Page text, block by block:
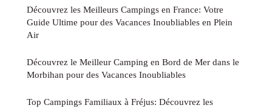
Découvrez les Meilleurs Campings en France: Votre
Guide Ultime pour des Vacances Inoubliables en Plein
Air
Découvrez le Meilleur Camping en Bord de Mer dans le
Morbihan pour des Vacances Inoubliables
Top Campings Familiaux à Fréjus: Découvrez les